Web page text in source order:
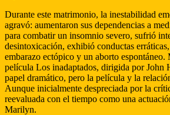
Durante este matrimonio, la inestabilidad
agravó: aumentaron sus dependencias a
para combatir un insomnio severo, sufrió
desintoxicación, exhibió conductas
embarazo ectópico y un aborto
película Los inadaptados, dirigida por John
papel dramático, pero la película y la
Aunque inicialmente despreciada por la
reevaluada con el tiempo como una
Marilyn.